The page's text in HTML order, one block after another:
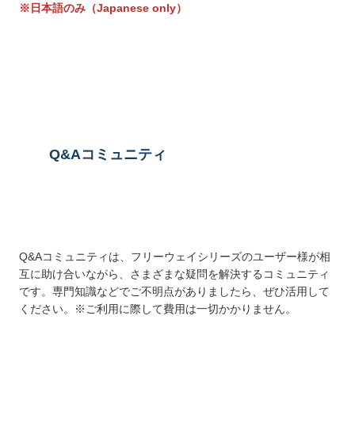
※日本語のみ（Japanese only）
Q&Aコミュニティ
Q&Aコミュニティは、フリーウェイシリーズのユーザー様が相
互に助け合いながら、さまざまな疑問を解決するコミュニティ
です。専門知識などでご不明点がありましたら、ぜひ活用して
ください。※ご利用に際して費用は一切かかりません。